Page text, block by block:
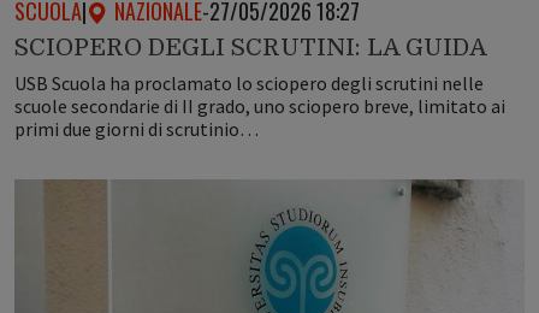
SCUOLA| NAZIONALE-27/05/2026 18:27
SCIOPERO DEGLI SCRUTINI: LA GUIDA
USB Scuola ha proclamato lo sciopero degli scrutini nelle
scuole secondarie di II grado, uno sciopero breve, limitato ai
primi due giorni di scrutinio…